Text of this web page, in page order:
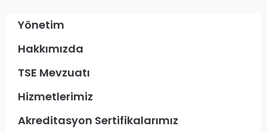
Yönetim
Hakkımızda
TSE Mevzuatı
Hizmetlerimiz
Akreditasyon Sertifikalarımız